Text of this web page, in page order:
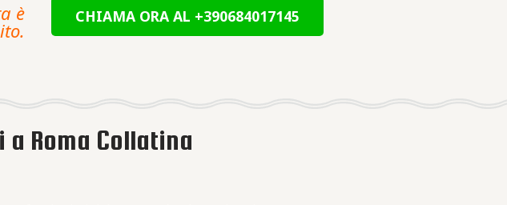
è CHIAMA ORA AL +390684017145
Roma Collatina